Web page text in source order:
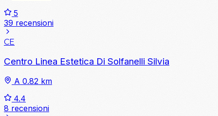
5
39 recensioni
CE
Centro Linea Estetica Di Solfanelli Silvia
A 0.82 km
4.4
8 recensioni